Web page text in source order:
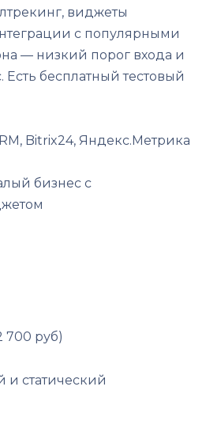
виджеты
с популярными
— низкий порог входа и
бесплатный тестовый
Bitrix24, Яндекс.Метрика
бизнес с
700 руб)
статический